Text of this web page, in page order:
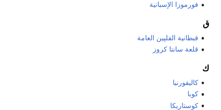
فورموزا الإسبانية
ق
قبطانية الفلپين العامة
قلعة سانتا كروز
ك
كاليفورنيا
كوبا
كوستاريكا